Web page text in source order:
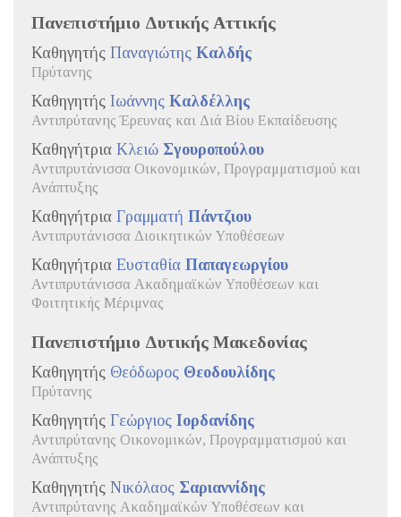
Πανεπιστήμιο Δυτικής Αττικής
Καθηγητής Παναγιώτης Καλδής
Πρύτανης
Καθηγητής Ιωάννης Καλδέλλης
Αντιπρύτανης Έρευνας και Διά Βίου Εκπαίδευσης
Καθηγήτρια Κλειώ Σγουροπούλου
Αντιπρυτάνισσα Οικονομικών, Προγραμματισμού και
Ανάπτυξης
Καθηγήτρια Γραμματή Πάντζιου
Αντιπρυτάνισσα Διοικητικών Υποθέσεων
Καθηγήτρια Ευσταθία Παπαγεωργίου
Αντιπρυτάνισσα Ακαδημαϊκών Υποθέσεων και
Φοιτητικής Μέριμνας
Πανεπιστήμιο Δυτικής Μακεδονίας
Καθηγητής Θεόδωρος Θεοδουλίδης
Πρύτανης
Καθηγητής Γεώργιος Ιορδανίδης
Αντιπρύτανης Οικονομικών, Προγραμματισμού και
Ανάπτυξης
Καθηγητής Νικόλαος Σαριαννίδης
Αντιπρύτανης Ακαδημαϊκών Υποθέσεων και